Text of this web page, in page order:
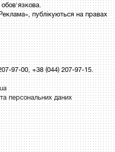
публікуються на правах
97-00, +38 (044) 207-97-15.
персональних даних